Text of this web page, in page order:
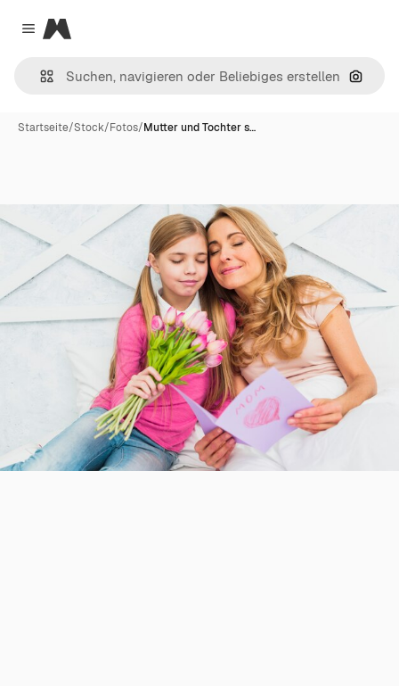
Close menu
Magnific
Nach
Startseite/Stock/Fotos/Mutter und Tochter s…